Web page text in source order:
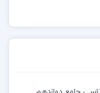
پیچیدگی‌های
می‌کند. این
بهتر